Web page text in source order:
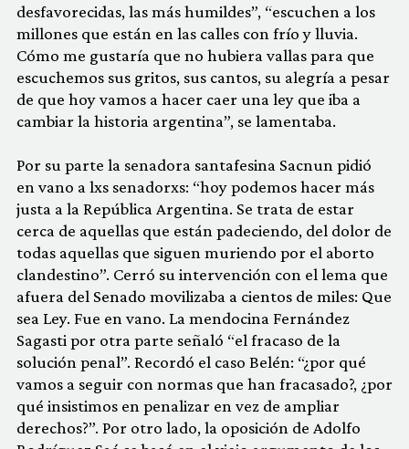
desfavorecidas, las más humildes”, “escuchen a los
millones que están en las calles con frío y lluvia.
Cómo me gustaría que no hubiera vallas para que
escuchemos sus gritos, sus cantos, su alegría a pesar
de que hoy vamos a hacer caer una ley que iba a
cambiar la historia argentina”, se lamentaba.
Por su parte la senadora santafesina Sacnun pidió
en vano a lxs senadorxs: “hoy podemos hacer más
justa a la República Argentina. Se trata de estar
cerca de aquellas que están padeciendo, del dolor de
todas aquellas que siguen muriendo por el aborto
clandestino”. Cerró su intervención con el lema que
afuera del Senado movilizaba a cientos de miles: Que
sea Ley. Fue en vano. La mendocina Fernández
Sagasti por otra parte señaló “el fracaso de la
solución penal”. Recordó el caso Belén: “¿por qué
vamos a seguir con normas que han fracasado?, ¿por
qué insistimos en penalizar en vez de ampliar
derechos?”. Por otro lado, la oposición de Adolfo